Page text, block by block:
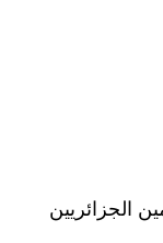
الجزائريين